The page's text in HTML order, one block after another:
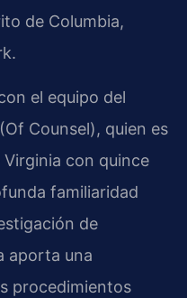
de Columbia,
el equipo del
Counsel), quien es
con quince
familiaridad
de
aporta una
procedimientos